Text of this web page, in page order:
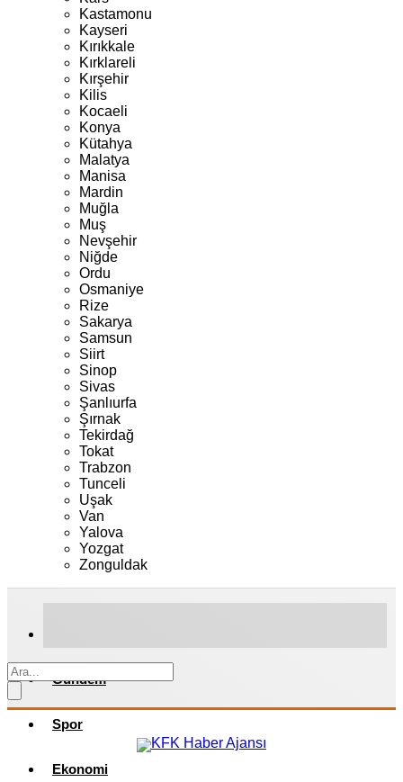
Kastamonu
Kayseri
Kırıkkale
Kırklareli
Kırşehir
Kilis
Kocaeli
Konya
Kütahya
Malatya
Manisa
Mardin
Muğla
Muş
Nevşehir
Niğde
Ordu
Osmaniye
Rize
Sakarya
Samsun
Siirt
Sinop
Sivas
Şanlıurfa
Şırnak
Tekirdağ
Tokat
Trabzon
Tunceli
Uşak
Van
Yalova
Yozgat
Zonguldak
Gündem
Spor
Ekonomi